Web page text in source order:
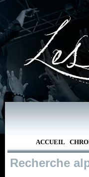
ACCUEIL
Recherche